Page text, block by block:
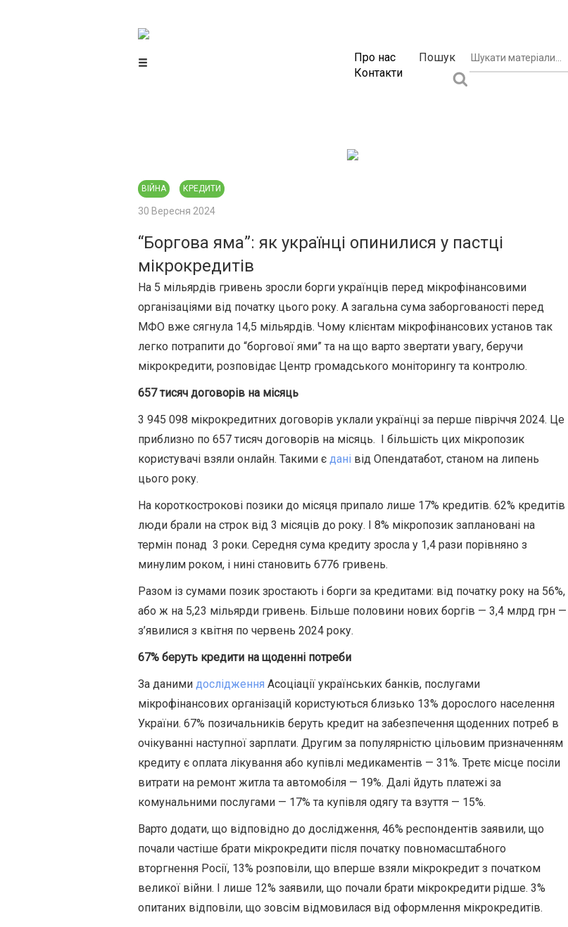
Центр громадського моніторингу
Про нас
Контакти
Пошук
ВІЙНА КРЕДИТИ
30 Вересня 2024
“Боргова яма”: як українці опинилися у пастці
мікрокредитів
На 5 мільярдів гривень зросли борги українців перед мікрофінансовими
організаціями від початку цього року. А загальна сума заборгованості перед
МФО вже сягнула 14,5 мільярдів. Чому клієнтам мікрофінансових установ так
легко потрапити до “боргової ями” та на що варто звертати увагу, беручи
мікрокредити, розповідає Центр громадського моніторингу та контролю.
657 тисяч договорів на місяць
3 945 098 мікрокредитних договорів уклали українці за перше півріччя 2024. Це
приблизно по 657 тисяч договорів на місяць. І більшість цих мікропозик
користувачі взяли онлайн. Такими є дані від Опендатабот, станом на липень
цього року.
На короткострокові позики до місяця припало лише 17% кредитів. 62% кредитів
люди брали на строк від 3 місяців до року. І 8% мікропозик заплановані на
термін понад 3 роки. Середня сума кредиту зросла у 1,4 рази порівняно з
минулим роком, і нині становить 6776 гривень.
Разом із сумами позик зростають і борги за кредитами: від початку року на 56%,
або ж на 5,23 мільярди гривень. Більше половини нових боргів — 3,4 млрд грн —
з’явилися з квітня по червень 2024 року.
67% беруть кредити на щоденні потреби
За даними дослідження Асоціації українських банків, послугами
мікрофінансових організацій користуються близько 13% дорослого населення
України. 67% позичальників беруть кредит на забезпечення щоденних потреб в
очікуванні наступної зарплати. Другим за популярністю цільовим призначенням
кредиту є оплата лікування або купівлі медикаментів — 31%. Третє місце посіли
витрати на ремонт житла та автомобіля — 19%. Далі йдуть платежі за
комунальними послугами — 17% та купівля одягу та взуття — 15%.
Варто додати, що відповідно до дослідження, 46% респондентів заявили, що
почали частіше брати мікрокредити після початку повномасштабного
вторгнення Росії, 13% розповіли, що вперше взяли мікрокредит з початком
великої війни. І лише 12% заявили, що почали брати мікрокредити рідше. 3%
опитаних відповіли, що зовсім відмовилася від оформлення мікрокредитів.